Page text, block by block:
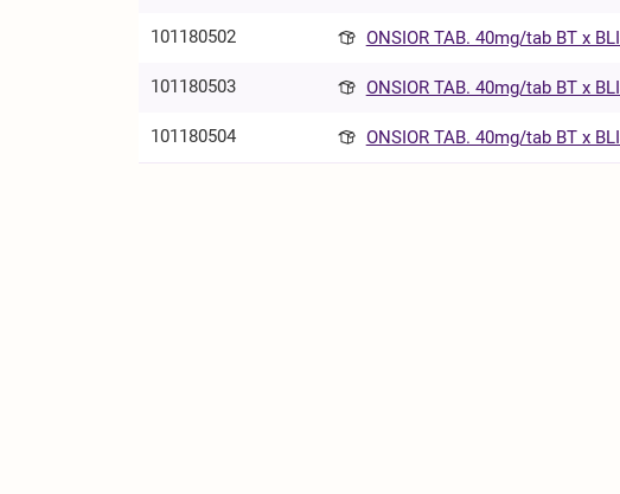
101180502 ONSIOR TAB. 40mg/tab BT x
101180503 ONSIOR TAB. 40mg/tab BT x
101180504 ONSIOR TAB. 40mg/tab BT x